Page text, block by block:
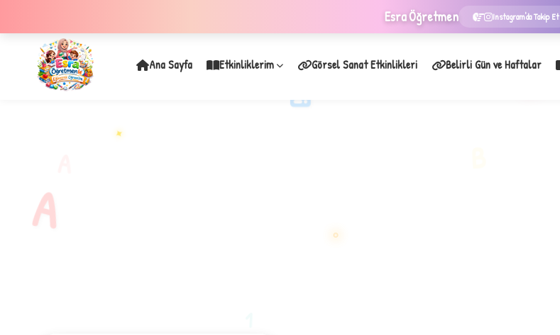
EsraÖğretmen Instagram'da Takip Et
✦
Ana Sayfa Etkinliklerim Görsel Sanat Etkinlikleri Belirli Gün ve Haftalar
A